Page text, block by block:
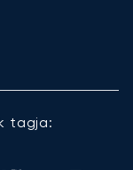
tagja: